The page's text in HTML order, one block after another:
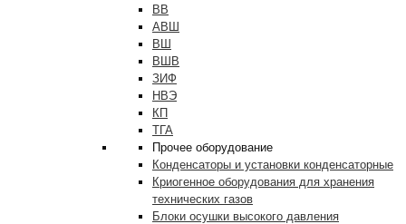
ВВ
АВШ
ВШ
ВШВ
ЗИФ
НВЭ
КП
ТГА
Прочее оборудование
Конденсаторы и установки конденсаторные
Криогенное оборудования для хранения
технических газов
Блоки осушки высокого давления